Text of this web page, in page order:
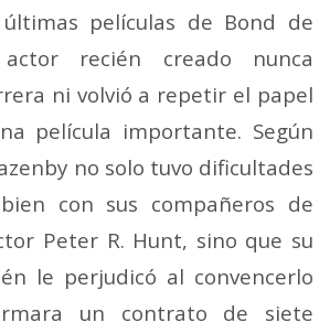
películas de Bond de
recién creado nunca
ni volvió a repetir el papel
película importante. Según
no solo tuvo dificultades
con sus compañeros de
Peter R. Hunt, sino que su
le perjudicó al convencerlo
un contrato de siete